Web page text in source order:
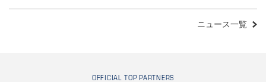
ニュース一覧
OFFICIAL TOP PARTNERS